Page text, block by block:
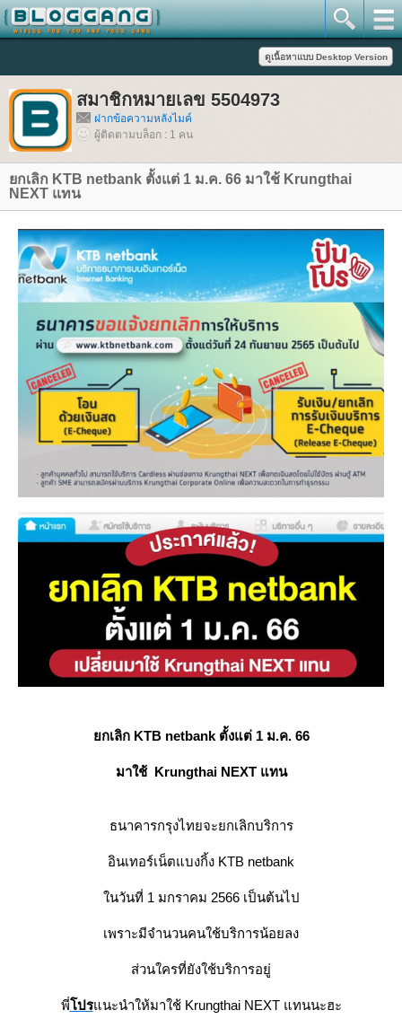
สมาชิกหมายเลข 5504973
ฝากข้อความหลังไมค์
ผู้ติดตามบล็อก : 1 คน
กเลิก KTB netbank ตั้งแต่ 1 ม.ค. 66 มาใช้ Krungthai
NEXT แทน
กเลิก KTB netbank ตั้งแต่ 1 ม.ค. 66
มาใช้ Krungthai NEXT แทน
ธนาคารกรุงไทยจะยกเลิกบริการ
อินเทอร์เน็ตแบงกิ้ง KTB netbank
นวันที่ 1 มกราคม 2566 เป็นต้นไป
เพราะมีจำนวนคนใช้บริการน้อยลง
ส่วนใครที่ยังใช้บริการอยู่
พี่ปรนะนำให้มาใช้ Krungthai NEXT แทนนะฮะ